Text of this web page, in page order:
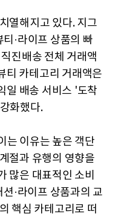
열해지고 있다. 지그
·라이프 상품의 빠
진배송 전체 거래액
티 카테고리 거래액은
일 배송 서비스 '도착
화했다.
는 이유는 높은 객단
절과 유행의 영향을
많은 대표적인 소비
·라이프 상품과의 교
핵심 카테고리로 떠